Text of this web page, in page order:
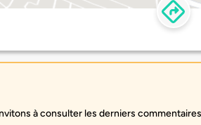
à consulter les derniers commentaires